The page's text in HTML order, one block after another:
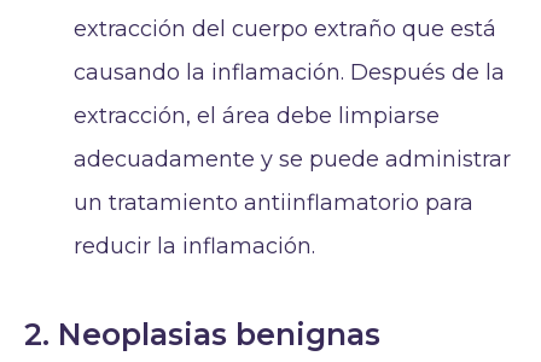
extracción del cuerpo extraño que está
causando la inflamación. Después de la
extracción, el área debe limpiarse
adecuadamente y se puede administrar
un tratamiento antiinflamatorio para
reducir la inflamación.
2. Neoplasias benignas